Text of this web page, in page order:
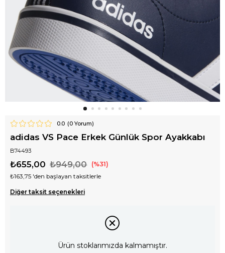
0.0 (0Yorum)
adidas VS Pace Erkek Günlük Spor Ayakkabı
B74493
₺949,00
₺655,00 31
₺163,75 'den başlayan taksitlerle
Diğer taksit seçenekleri
Ürün stoklarımızda kalmamıştır.